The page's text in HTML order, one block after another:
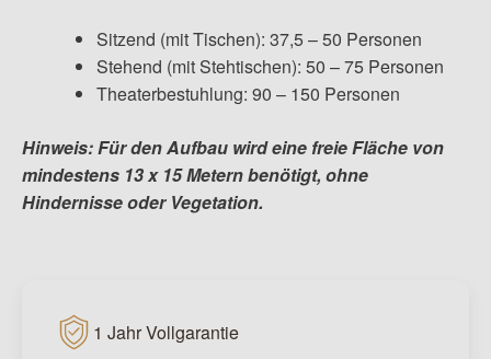
Sitzend (mit Tischen): 37,5 – 50 Personen
Stehend (mit Stehtischen): 50 – 75 Personen
Theaterbestuhlung: 90 – 150 Personen
Hinweis: Für den Aufbau wird eine freie Fläche von
mindestens 13 x 15 Metern benötigt, ohne
Hindernisse oder Vegetation.
1 Jahr Vollgarantie